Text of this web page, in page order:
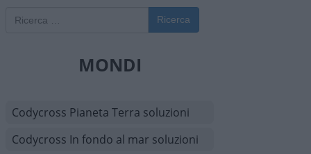
Ricerca
MONDI
Codycross Pianeta Terra soluzioni
Codycross In fondo al mar soluzioni